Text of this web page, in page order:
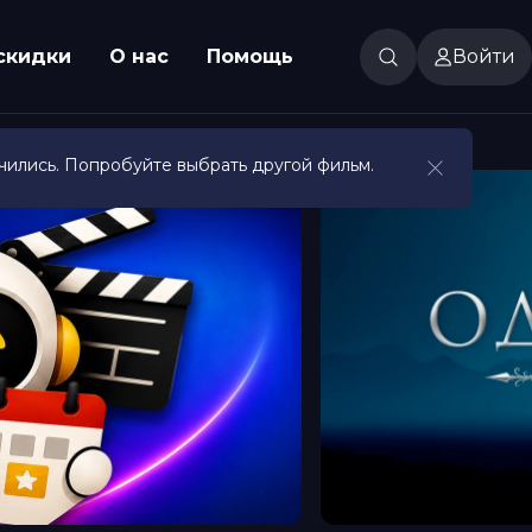
О нас Помощь Войти
Попробуйте выбрать другой фильм.